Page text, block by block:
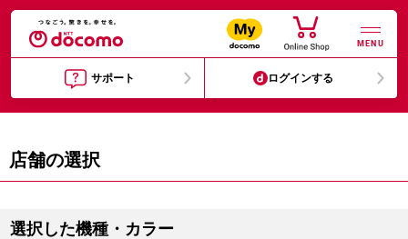
MENU
サポート ログインする
店舗の選択
選択した機種・カラー